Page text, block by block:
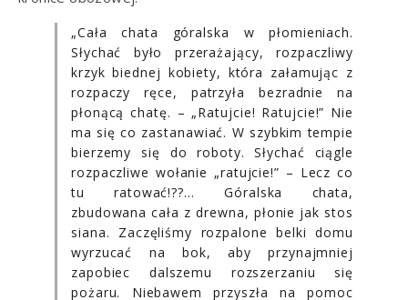
„Cała chata góralska w płomieniach.
Słychać było przerażający, rozpaczliwy
krzyk biednej kobiety, która załamując z
rozpaczy ręce, patrzyła bezradnie na
płonącą chatę. – „Ratujcie! Ratujcie!” Nie
ma się co zastanawiać. W szybkim tempie
bierzemy się do roboty. Słychać ciągle
rozpaczliwe wołanie „ratujcie!” – Lecz co
tu ratować!??… Góralska chata,
zbudowana cała z drewna, płonie jak stos
siana. Zaczęliśmy rozpalone belki domu
wyrzucać na bok, aby przynajmniej
zapobiec dalszemu rozszerzaniu się
pożaru. Niebawem przyszła na pomoc